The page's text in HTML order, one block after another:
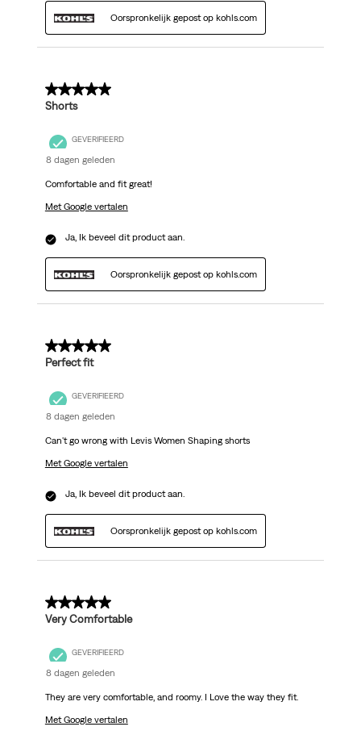
Oorspronkelijk gepost op kohls.com
5 van 5 sterren.
Shorts
GEVERIFIEERD
8 dagen geleden
Comfortable and fit great!
Met Google vertalen
Ja, Ik beveel dit product aan.
Oorspronkelijk gepost op kohls.com
5 van 5 sterren.
Perfect fit
GEVERIFIEERD
8 dagen geleden
Can't go wrong with Levis Women Shaping shorts
Met Google vertalen
Ja, Ik beveel dit product aan.
Oorspronkelijk gepost op kohls.com
5 van 5 sterren.
Very Comfortable
GEVERIFIEERD
8 dagen geleden
They are very comfortable, and roomy. I Love the way they fit.
Met Google vertalen